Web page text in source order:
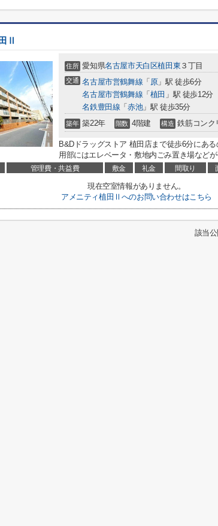
Ⅱ
住所 愛知県名古屋市天白区植田東 ３丁目
交通 名古屋市営鶴舞線 「 原」駅 徒歩6分
名古屋市営鶴舞線 「 植田 」駅 徒歩12分
名鉄豊田線 「 赤池」駅 徒歩35分
築年 築22年 階数 4階建 構造 鉄筋コンク
B&Dドラッグストア 植田店まで徒歩6分にあ
用部にはエレベータ・敷地内ごみ置き場など
管理費・共益費 敷金 礼金 間取り
現在空室情報がありません。
アメニティ植田Ⅱへのお問い合わせはこちら
該当